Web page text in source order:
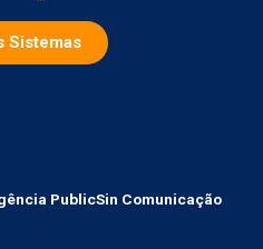
Sistemas
PublicSin Comunicação